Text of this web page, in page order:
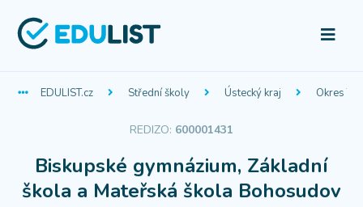
EDULIST.cz Střední školy Ústecký kraj Okres
REDIZO: 600001431
Biskupské gymnázium, Základní
škola a Mateřská škola Bohosudov